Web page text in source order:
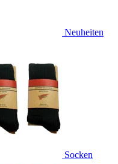
Neuheiten
Socken